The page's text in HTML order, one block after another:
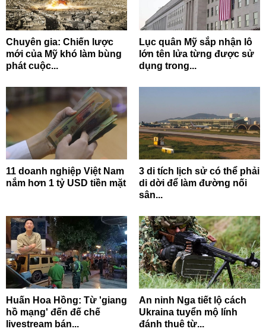
Chuyên gia: Chiến lược
mới của Mỹ khó làm bùng
phát cuộc...
Lục quân Mỹ sắp nhận lô
lớn tên lửa từng được sử
dụng trong...
11 doanh nghiệp Việt Nam
nắm hơn 1 tỷ USD tiền mặt
3 di tích lịch sử có thể phải
di dời để làm đường nối
sân...
Huấn Hoa Hồng: Từ 'giang
hồ mạng' đến đế chế
livestream bán...
An ninh Nga tiết lộ cách
Ukraina tuyển mộ lính
đánh thuê từ...